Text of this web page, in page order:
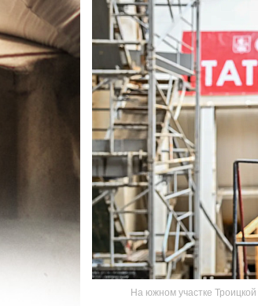
На южном участке